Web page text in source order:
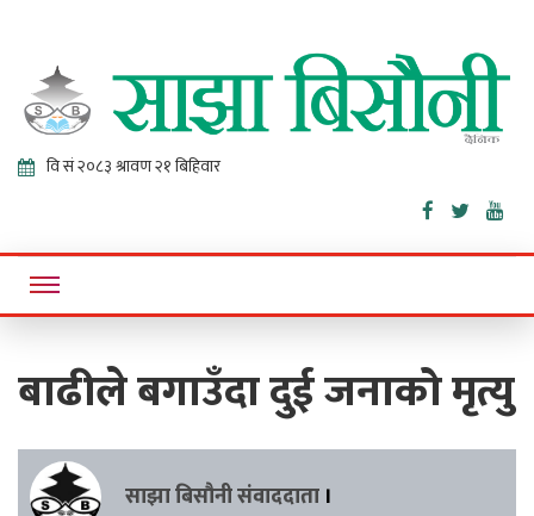
Sajha
Bisaunee
Online News Portal
बाढीले बगाउँदा दुई जनाको मृत्यु
साझा बिसौनी संवाददाता ।